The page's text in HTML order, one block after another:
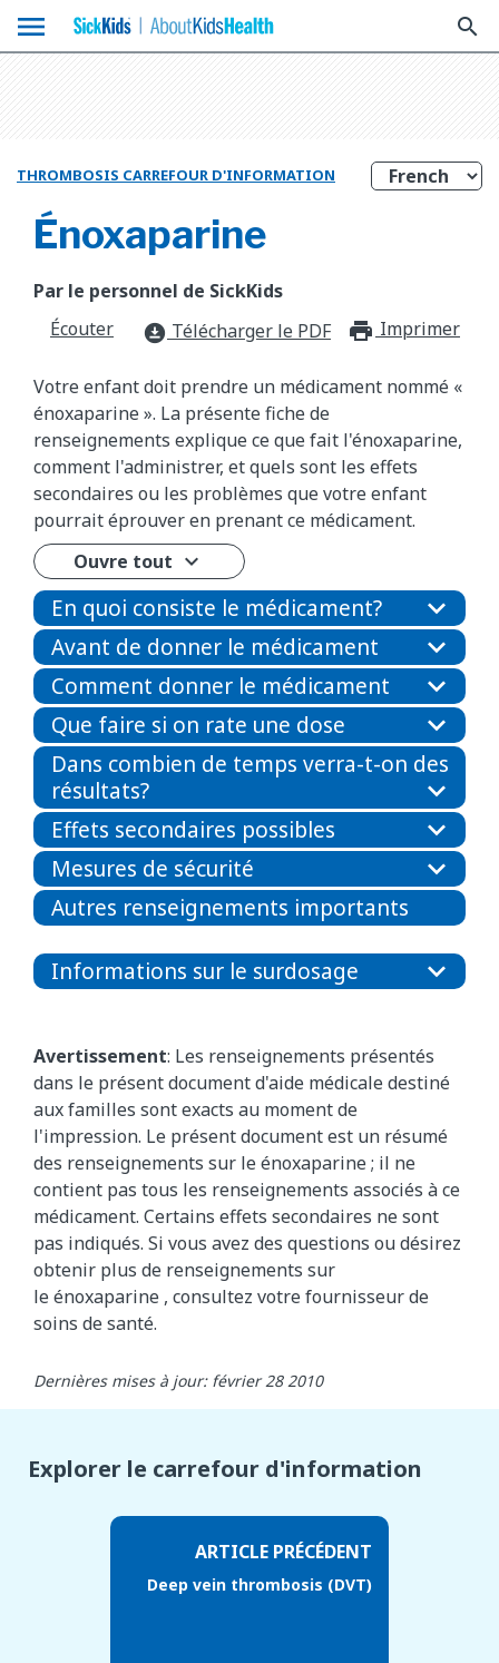
menu search
THROMBOSIS CARREFOUR D'INFORMATION
Énoxaparine
Par le personnel de SickKids
Écouter
download_for_offline Télécharger le PDF Imprimer
Votre enfant doit prendre un médicament nommé «
énoxaparine ». La présente fiche de
renseignements explique ce que fait l'énoxaparine,
comment l'administrer, et quels sont les effets
secondaires ou les problèmes que votre enfant
pourrait éprouver en prenant ce médicament.
Ouvre tout
En quoi consiste le médicament?
Avant de donner le médicament
Comment donner le médicament
Que faire si on rate une dose
Dans combien de temps verra-t-on des
résultats?
Effets secondaires possibles
Mesures de sécurité
Autres renseignements importants
Informations sur le surdosage
Avertissement: Les renseignements présentés
dans le présent document d'aide médicale destiné
aux familles sont exacts au moment de
l'impression. Le présent document est un résumé
des renseignements sur le énoxaparine; il ne
contient pas tous les renseignements associés à ce
médicament. Certains effets secondaires ne sont
pas indiqués. Si vous avez des questions ou désirez
obtenir plus de renseignements sur
leénoxaparine , consultez votre fournisseur de
soins de santé.
Dernières mises à jour: février 28 2010
Explorer le carrefour d'information
ARTICLE PRÉCÉDENT
Deep vein thrombosis (DVT)